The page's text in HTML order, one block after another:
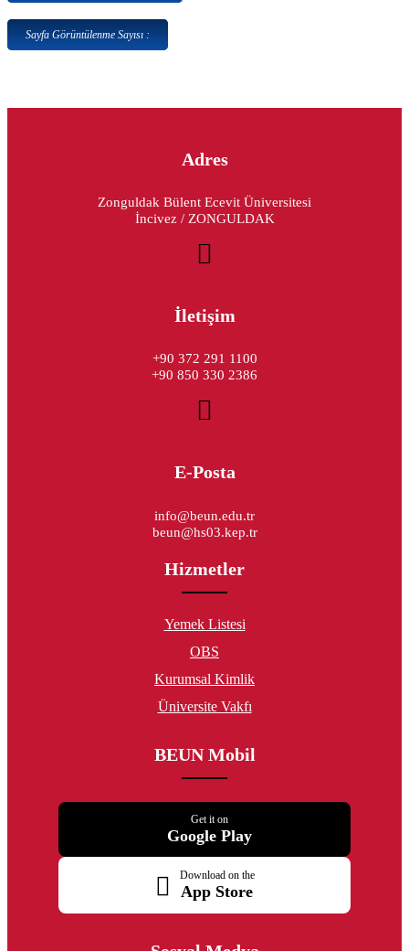
Sayfa Görüntülenme Sayısı :
Adres
Zonguldak Bülent Ecevit Üniversitesi
İncivez / ZONGULDAK
İletişim
+90 372 291 1100
+90 850 330 2386
E-Posta
info@beun.edu.tr
beun@hs03.kep.tr
Hizmetler
Yemek Listesi
OBS
Kurumsal Kimlik
Üniversite Vakfı
BEUN Mobil
Get it on
Google Play
Download on the
App Store